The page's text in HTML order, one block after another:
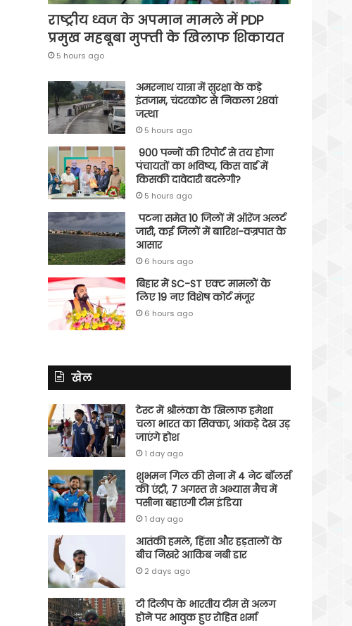
राष्ट्रीय ध्वज के अपमान मामले में PDP
प्रमुख महबूबा मुफ्ती के खिलाफ शिकायत
5 hours ago
अमरनाथ यात्रा में सुरक्षा के कड़े
इंतजाम, चंदरकोट से निकला 28वां
जत्था
5 hours ago
900 पन्नों की रिपोर्ट से तय होगा
पंचायतों का भविष्य, किस वार्ड में
किसकी दावेदारी बदलेगी?
5 hours ago
पटना समेत 10 जिलों में ऑरेंज अलर्ट
जारी, कई जिलों में बारिश-वज्रपात के
आसार
6 hours ago
बिहार में SC-ST एक्ट मामलों के
लिए 19 नए विशेष कोर्ट मंजूर
6 hours ago
खेल
टेस्ट में श्रीलंका के खिलाफ हमेशा
चला भारत का सिक्का, आंकड़े देख उड़
जाएंगे होश
1 day ago
शुभमन गिल की सेना में 4 नेट बॉलर्स
की एंट्री, 7 अगस्त से अभ्यास मैच में
पसीना बहाएगी टीम इंडिया
1 day ago
आतंकी हमले, हिंसा और हड़तालों के
बीच निखरे आकिब नबी डार
2 days ago
टी दिलीप के भारतीय टीम से अलग
होने पर भावुक हुए रोहित शर्मा